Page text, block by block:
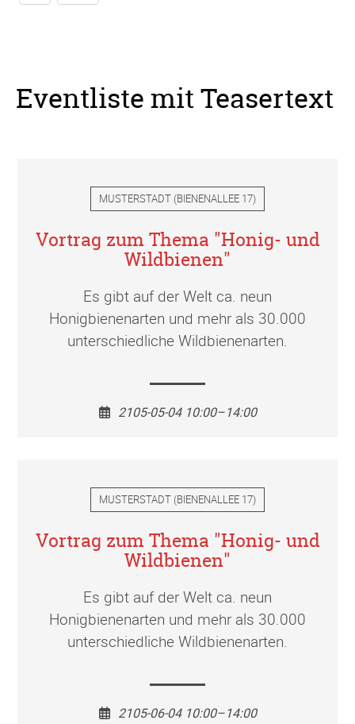
Eventliste mit Teasertext
MUSTERSTADT (BIENENALLEE 17)
Vortrag zum Thema "Honig- und
Wildbienen"
Es gibt auf der Welt ca. neun
Honigbienenarten und mehr als 30.000
unterschiedliche Wildbienenarten.
2105-05-04 10:00–14:00
MUSTERSTADT (BIENENALLEE 17)
Vortrag zum Thema "Honig- und
Wildbienen"
Es gibt auf der Welt ca. neun
Honigbienenarten und mehr als 30.000
unterschiedliche Wildbienenarten.
2105-06-04 10:00–14:00